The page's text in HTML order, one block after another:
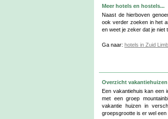
Meer hotels en hostels...
Naast de hierboven
ook verder zoeken in het
en weet je zeker dat je niet
Ga naar: hotels in Zuid
Overzicht vakantiehuizen
Een vakantiehuis kan een
met een groep
vakantie huizen in
groepsgrootte is er wel een